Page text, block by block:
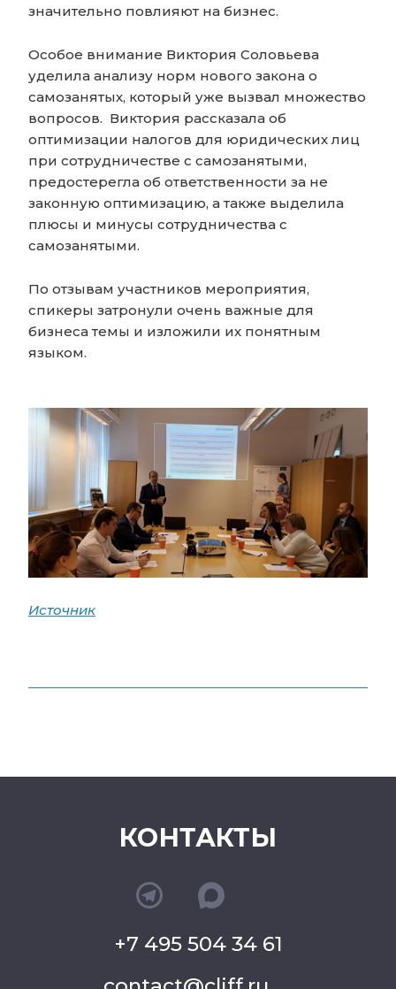
значительно повлияют на бизнес.
Особое внимание Виктория Соловьева
уделила анализу норм нового закона о
самозанятых, который уже вызвал множество
вопросов. Виктория рассказала об
оптимизации налогов для юридических лиц
при сотрудничестве с самозанятыми,
предостерегла об ответственности за не
законную оптимизацию, а также выделила
плюсы и минусы сотрудничества с
самозанятыми.
По отзывам участников мероприятия,
спикеры затронули очень важные для
бизнеса темы и изложили их понятным
языком.
Источник
КОНТАКТЫ
+7 495 504 34 61